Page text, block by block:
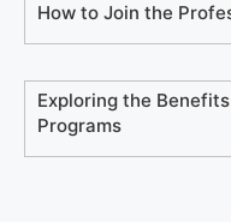
How to Join the
Exploring the
Programs